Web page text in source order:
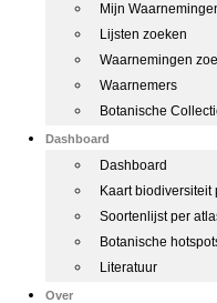
Mijn
Lijsten zoeken
Waarnemingen
Waarnemers
Botanische
Dashboard
Dashboard
Kaart biodiversiteit
Soortenlijst per
Botanische
Literatuur
Over